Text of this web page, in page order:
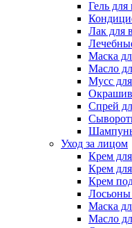
Гель для
Лак для
Маска
Масло
Мусс
Спрей
Уход за лицом
Крем
Крем
Крем под
Лосьоны
Маска
Масло